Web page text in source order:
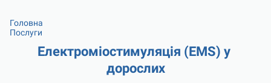
Головна
Послуги
Електроміостимуляція (EMS) у
дорослих